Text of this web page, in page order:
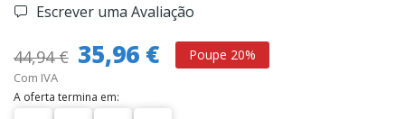
Escrever uma Avaliação
44,94 € 35,96 € Poupe 20%
Com IVA
A oferta termina em: